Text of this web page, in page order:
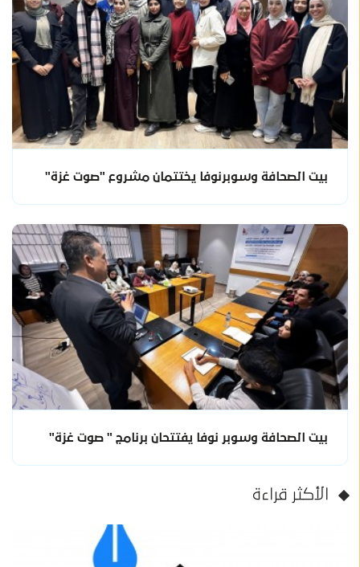
بيت الصحافة وسوبرنوفا يختتمان مشروع "صوت غزة"
بيت الصحافة وسوبر نوفا يفتتحان برنامج " صوت غزة"
الأكثر قراءة